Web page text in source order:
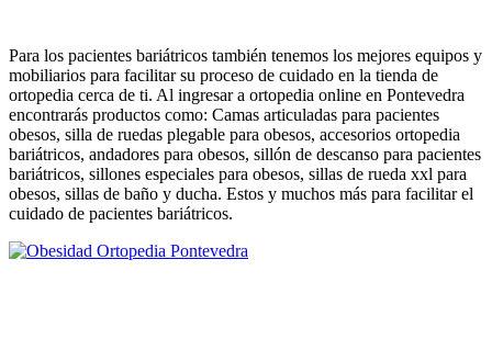
Para los pacientes bariátricos también tenemos los mejores equipos y
mobiliarios para facilitar su proceso de cuidado en la tienda de
ortopedia cerca de ti. Al ingresar a ortopedia online en Pontevedra
encontrarás productos como: Camas articuladas para pacientes
obesos, silla de ruedas plegable para obesos, accesorios ortopedia
bariátricos, andadores para obesos, sillón de descanso para pacientes
bariátricos, sillones especiales para obesos, sillas de rueda xxl para
obesos, sillas de baño y ducha. Estos y muchos más para facilitar el
cuidado de pacientes bariátricos.